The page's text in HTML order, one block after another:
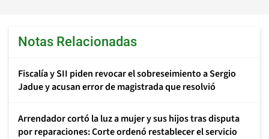
Notas Relacionadas
Fiscalía y SII piden revocar el sobreseimiento a Sergio
Jadue y acusan error de magistrada que resolvió
Arrendador cortó la luz a mujer y sus hijos tras disputa
por reparaciones: Corte ordenó restablecer el servicio